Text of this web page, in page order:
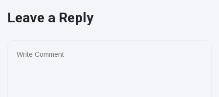
Leave a Reply